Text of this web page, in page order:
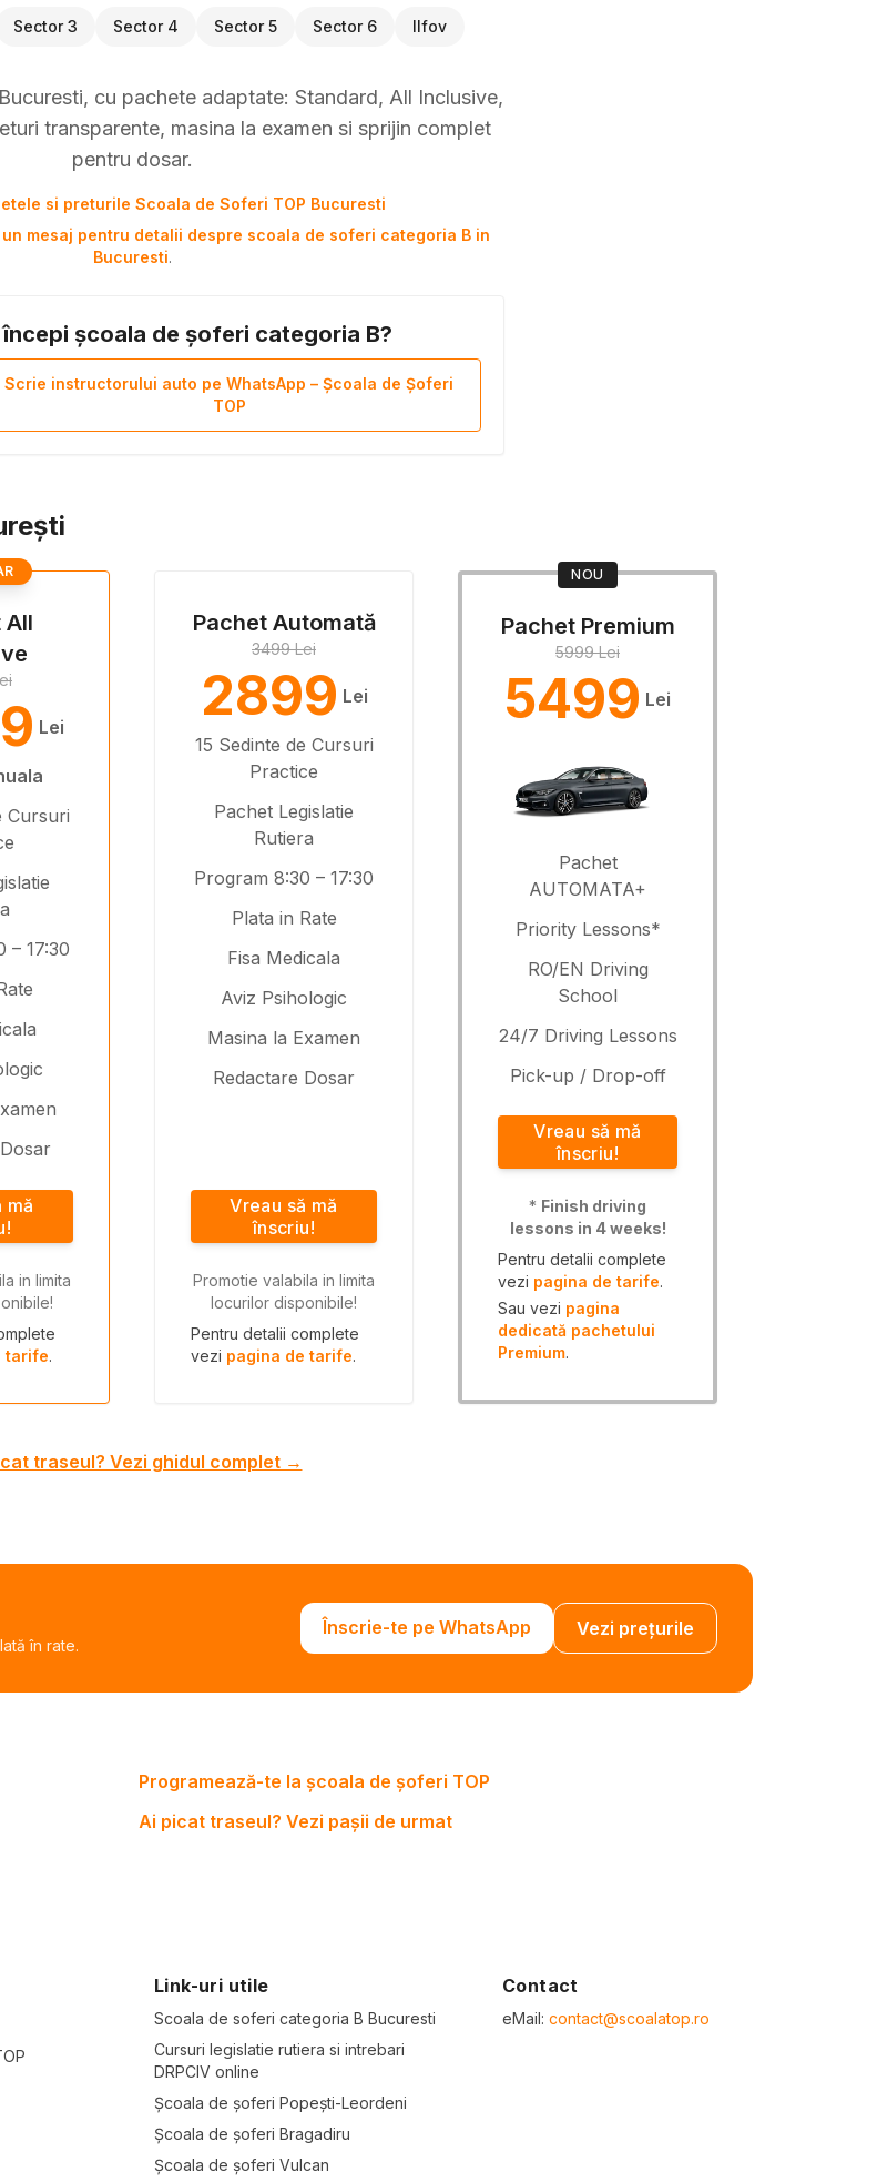
Sector 3 Sector 4 Sector 5 Sector 6 Ilfov
cu pachete adaptate: Standard, All Inclusive,
transparente, masina la examen si sprijin complet
pentru dosar.
si preturile Scoala de Soferi TOP Bucuresti
mesaj pentru detalii despre scoala de soferi categoria B in
Bucuresti.
școala de șoferi categoria B?
Scrie instructorului auto pe WhatsApp – Școala de Șoferi
TOP
All
Lei
Cursuri
– 17:30
mă
in limita
tarife.
Pachet Automată
3499 Lei
2899 Lei
15 Sedinte de Cursuri
Practice
Pachet Legislatie
Rutiera
Program 8:30 – 17:30
Plata in Rate
Fisa Medicala
Aviz Psihologic
Masina la Examen
Redactare Dosar
Vreau să mă
înscriu!
Promotie valabila in limita
locurilor disponibile!
Pentru detalii complete
vezi pagina de tarife.
NOU
Pachet Premium
5999 Lei
5499 Lei
Pachet
AUTOMATA+
Priority Lessons*
RO/EN Driving
School
24/7 Driving Lessons
Pick-up / Drop-off
Vreau să mă
înscriu!
* Finish driving
lessons in 4 weeks!
Pentru detalii complete
vezi pagina de tarife.
Sau vezi pagina
dedicată pachetului
Premium.
traseul? Vezi ghidul complet →
în rate.
Înscrie-te pe WhatsApp Vezi prețurile
Programează-te la școala de șoferi TOP
Ai picat traseul? Vezi pașii de urmat
Link-uri utile
Scoala de soferi categoria B Bucuresti
Cursuri legislatie rutiera si intrebari
DRPCIV online
Școala de șoferi Popești-Leordeni
Școala de șoferi Bragadiru
Școala de șoferi Vulcan
Contact
eMail: contact@scoalatop.ro